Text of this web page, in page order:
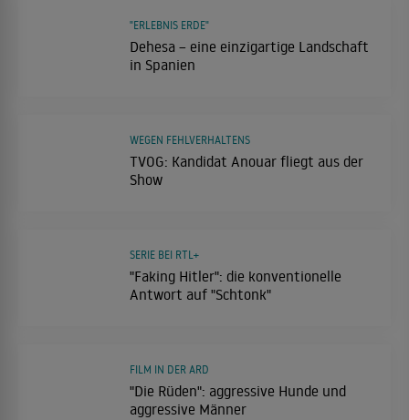
Dehesa – eine einzigartige Landschaft
in Spanien
"ERLEBNIS ERDE"
TVOG: Kandidat Anouar fliegt aus der
Show
WEGEN FEHLVERHALTENS
"Faking Hitler": die konventionelle
Antwort auf "Schtonk"
SERIE BEI RTL+
"Die Rüden": aggressive Hunde und
aggressive Männer
FILM IN DER ARD